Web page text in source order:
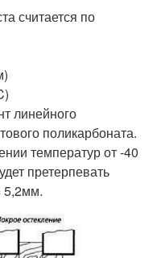
считается по
линейного
поликарбоната.
температур от -40
претерпевать
5,2мм.